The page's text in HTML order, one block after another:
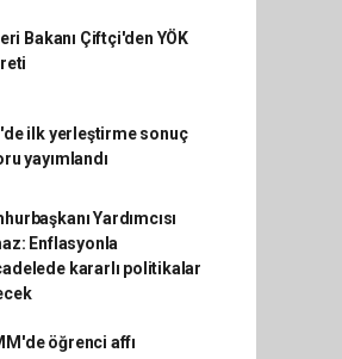
Bakanı Çiftçi'den YÖK
ilk yerleştirme sonuç
yayımlandı
Yardımcısı
Enflasyonla
kararlı politikalar
öğrenci affı